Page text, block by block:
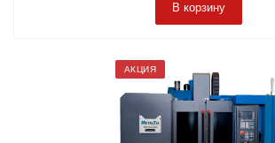
В корзину
АКЦИЯ